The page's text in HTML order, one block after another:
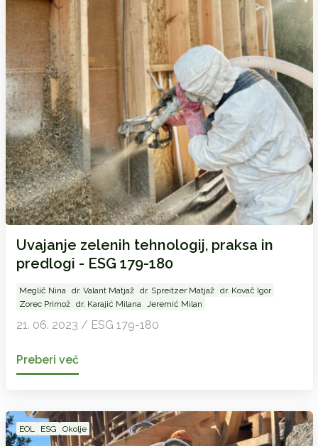
Uvajanje zelenih tehnologij, praksa in
predlogi - ESG 179-180
Meglič Nina dr. Valant Matjaž dr. Spreitzer Matjaž
dr. Kovač Igor
Zorec Primož
dr. Karajić Milana Jeremić Milan
21. 06. 2023 / ESG 179-180
Preberi več
EOL ESG Okolje